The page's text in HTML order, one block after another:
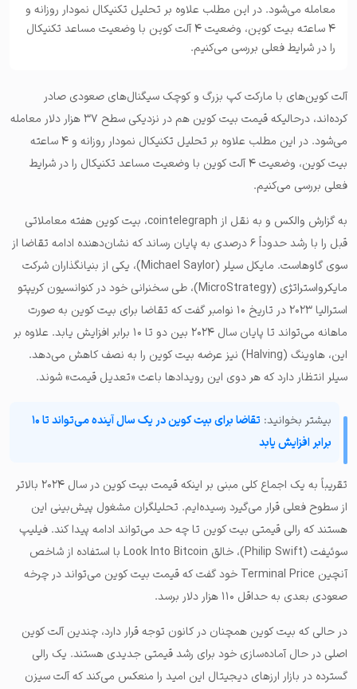
معامله می‌شود. در این مطلب علاوه بر تحلیل تکنیکال نمودار روزانه و
۴ ساعته بیت کوین، وضعیت ۴ آلت کوین با وضعیت مساعد تکنیکال
را در شرایط فعلی بررسی می‌کنیم.
آلت کوین‌های با مارکت کپ بزرگ و کوچک سیگنال‌های صعودی صادر
کرده‌اند، درحالیکه قیمت بیت‌ کوین هم در نزدیکی سطح ۳۷ هزار دلار معامله
می‌شود. در این مطلب علاوه بر تحلیل تکنیکال نمودار روزانه و ۴ ساعته
بیت کوین، وضعیت ۴ آلت کوین با وضعیت مساعد تکنیکال را در شرایط
فعلی بررسی می‌کنیم.
به گزارش والکس و به نقل از cointelegraph، بیت کوین هفته معاملاتی
قبل را با رشد حدوداً ۶ درصدی به پایان رساند که نشان‌دهنده ادامه تقاضا از
سوی گاوهاست. مایکل سیلر (Michael Saylor)، یکی از بنیانگذاران شرکت
مایکرواستراتژی (MicroStrategy)، طی سخنرانی خود در کنوانسیون کریپتو
استرالیا ۲۰۲۳ در تاریخ ۱۰ نوامبر گفت که تقاضا برای بیت کوین به صورت
ماهانه می‌تواند تا پایان سال ۲۰۲۴ بین دو تا ۱۰ برابر افزایش یابد. علاوه بر
این، هاوینگ (Halving) نیز عرضه بیت کوین را به نصف کاهش می‌دهد.
سیلر انتظار دارد که هر دوی این رویدادها باعث «تعدیل قیمت» شوند.
بیشتر بخوانید:
تقاضا برای بیت کوین در یک سال آینده می‌تواند تا ۱۰
برابر افزایش یابد
تقریباً به یک اجماع کلی مبنی بر اینکه قیمت بیت کوین در سال ۲۰۲۴ بالاتر
از سطوح فعلی قرار می‌گیرد رسیده‌ایم. تحلیلگران مشغول پیش‌بینی این
هستند که رالی قیمتی بیت کوین تا چه حد می‌تواند ادامه پیدا کند. فیلیپ
سوئیفت (Philip Swift)، خالق Look Into Bitcoin با استفاده از شاخص
آنچین Terminal Price خود گفت که قیمت بیت کوین می‌تواند در چرخه
صعودی بعدی به حداقل ۱۱۰ هزار دلار برسد.
در حالی که بیت کوین همچنان در کانون توجه قرار دارد، چندین آلت کوین
اصلی در حال آماده‌سازی خود برای رشد قیمتی جدیدی هستند. یک رالی
گسترده در بازار ارزهای دیجیتال این امید را منعکس می‌کند که آلت سیزن